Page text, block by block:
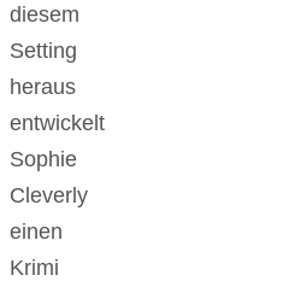
diesem
Setting
heraus
entwickelt
Sophie
Cleverly
einen
Krimi